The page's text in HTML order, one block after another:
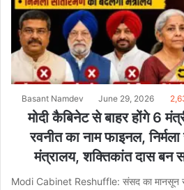
Basant Namdev June 29, 2026
मोदी कैबिनेट से बाहर होंगे 6
रवनीत का नाम फाइनल,
मंत्रालय, शक्तिकांत दास बन
Modi Cabinet Reshuffle: संसद का